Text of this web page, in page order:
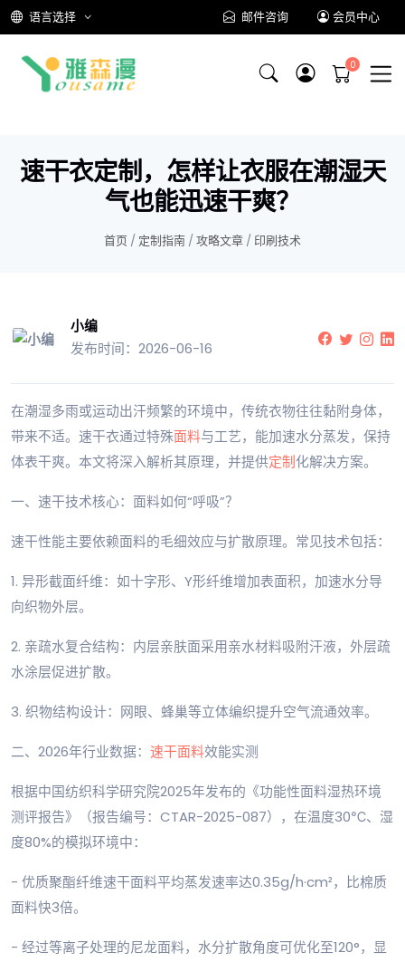
语言选择 邮件咨询 会员中心
速干衣定制，怎样让衣服在潮湿天
气也能迅速干爽？
首页 / 定制指南 / 攻略文章 / 印刷技术
小编
发布时间：2026-06-16
在潮湿多雨或运动出汗频繁的环境中，传统衣物往往黏附身体，
带来不适。速干衣通过特殊面料与工艺，能加速水分蒸发，保持
体表干爽。本文将深入解析其原理，并提供定制化解决方案。
一、速干技术核心：面料如何“呼吸”？
速干性能主要依赖面料的毛细效应与扩散原理。常见技术包括：
1. 异形截面纤维：如十字形、Y形纤维增加表面积，加速水分导
向织物外层。
2. 亲疏水复合结构：内层亲肤面采用亲水材料吸附汗液，外层疏
水涂层促进扩散。
3. 织物结构设计：网眼、蜂巢等立体编织提升空气流通效率。
二、2026年行业数据： 速干面料效能实测
根据中国纺织科学研究院2025年发布的《功能性面料湿热环境
测评报告》（报告编号：CTAR-2025-087），在温度30℃、湿
度80%的模拟环境中：
- 优质聚酯纤维速干面料平均蒸发速率达0.35g/h·cm²，比棉质
面料快3倍。
- 经过等离子处理的尼龙面料，水分扩散角度可优化至120°，显